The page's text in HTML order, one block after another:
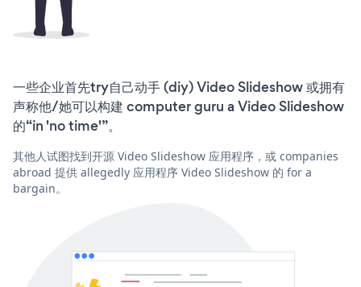
一些企业首先try自己动手 (diy) Video Slideshow 或拥有
声称他/她可以构建 computer guru a Video Slideshow
的“in 'no time'”。
其他人试图找到开源 Video Slideshow 应用程序，或 companies
abroad 提供 allegedly 应用程序 Video Slideshow 的 for a
bargain。